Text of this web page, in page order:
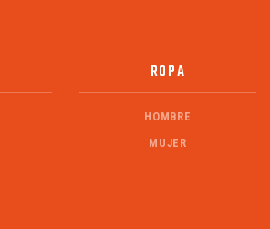
ROPA
HOMBRE
MUJER